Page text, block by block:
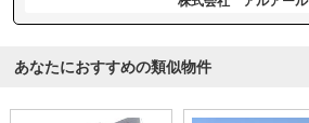
あなたにおすすめの類似物件